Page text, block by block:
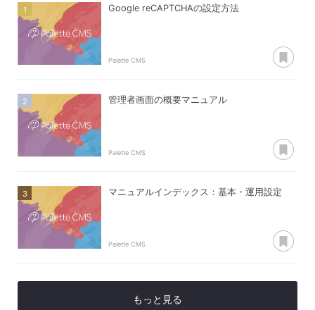
Google reCAPTCHAの設定方法
Palette CMS
管理者画面の概要マニュアル
Palette CMS
マニュアルインデックス：基本・運用設定
Palette CMS
もっと見る